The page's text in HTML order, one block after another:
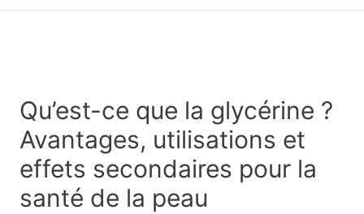
Qu’est-ce que la glycérine ?
Avantages, utilisations et
effets secondaires pour la
santé de la peau